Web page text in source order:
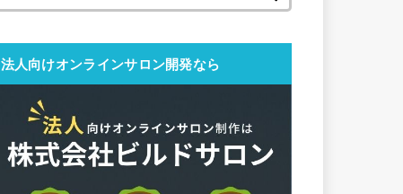
法人向けオンラインサロン開発なら